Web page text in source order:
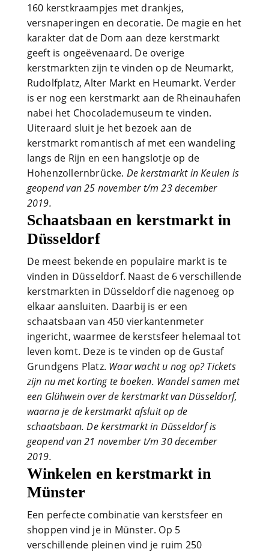
160 kerstkraampjes met drankjes,
versnaperingen en decoratie. De magie en het
karakter dat de Dom aan deze kerstmarkt
geeft is ongeëvenaard. De overige
kerstmarkten zijn te vinden op de Neumarkt,
Rudolfplatz, Alter Markt en Heumarkt. Verder
is er nog een kerstmarkt aan de Rheinauhafen
nabei het Chocolademuseum te vinden.
Uiteraard sluit je het bezoek aan de
kerstmarkt romantisch af met een wandeling
langs de Rijn en een hangslotje op de
Hohenzollernbrücke. De kerstmarkt in Keulen is
geopend van 25 november t/m 23 december
2019.
Schaatsbaan en kerstmarkt in
Düsseldorf
De meest bekende en populaire markt is te
vinden in Düsseldorf. Naast de 6 verschillende
kerstmarkten in Düsseldorf die nagenoeg op
elkaar aansluiten. Daarbij is er een
schaatsbaan van 450 vierkantenmeter
ingericht, waarmee de kerstsfeer helemaal tot
leven komt. Deze is te vinden op de Gustaf
Grundgens Platz. Waar wacht u nog op? Tickets
zijn nu met korting te boeken. Wandel samen met
een Glühwein over de kerstmarkt van Düsseldorf,
waarna je de kerstmarkt afsluit op de
schaatsbaan. De kerstmarkt in Düsseldorf is
geopend van 21 november t/m 30 december
2019.
Winkelen en kerstmarkt in
Münster
Een perfecte combinatie van kerstsfeer en
shoppen vind je in Münster. Op 5
verschillende pleinen vind je ruim 250